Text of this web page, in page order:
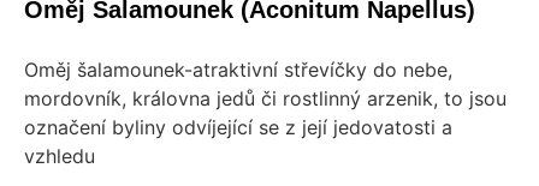
Oměj Šalamounek (Aconitum Napellus)
Oměj šalamounek-atraktivní střevíčky do nebe,
mordovník, královna jedů či rostlinný arzenik, to jsou
označení byliny odvíjející se z její jedovatosti a
vzhledu